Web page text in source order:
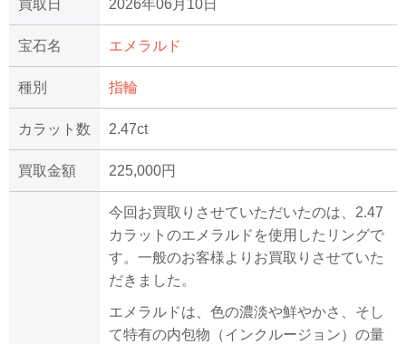
買取日 2026年06月10日
宝石名 エメラルド
種別 指輪
カラット数 2.47ct
買取金額 225,000円
今回お買取りさせていただいたのは、2.47
カラットのエメラルドを使用したリングで
す。一般のお客様よりお買取りさせていた
だきました。
エメラルドは、色の濃淡や鮮やかさ、そし
て特有の内包物（インクルージョン）の量